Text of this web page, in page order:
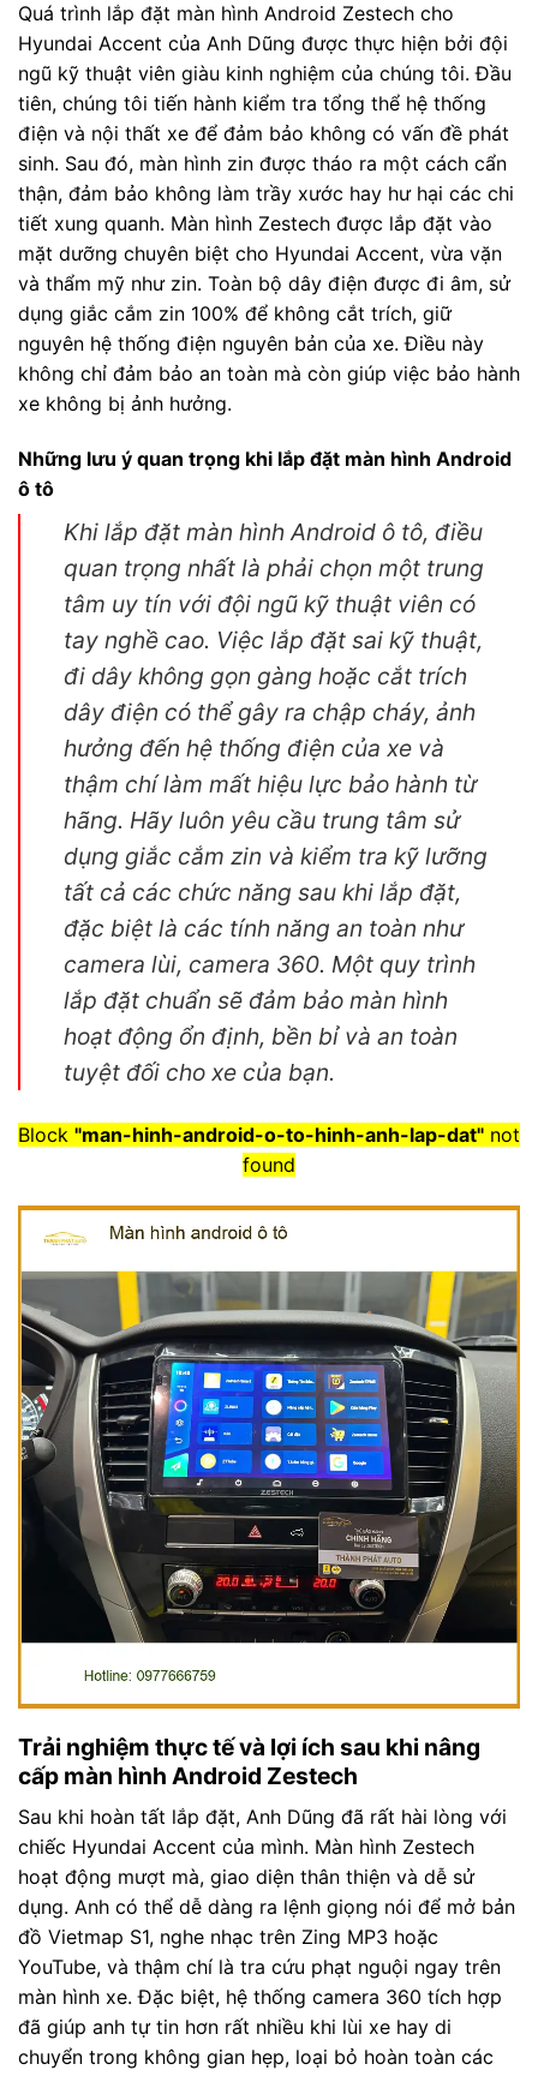
Quá trình lắp đặt màn hình Android Zestech cho
Hyundai Accent của Anh Dũng được thực hiện bởi đội
ngũ kỹ thuật viên giàu kinh nghiệm của chúng tôi. Đầu
tiên, chúng tôi tiến hành kiểm tra tổng thể hệ thống
điện và nội thất xe để đảm bảo không có vấn đề phát
sinh. Sau đó, màn hình zin được tháo ra một cách cẩn
thận, đảm bảo không làm trầy xước hay hư hại các chi
tiết xung quanh. Màn hình Zestech được lắp đặt vào
mặt dưỡng chuyên biệt cho Hyundai Accent, vừa vặn
và thẩm mỹ như zin. Toàn bộ dây điện được đi âm, sử
dụng giắc cắm zin 100% để không cắt trích, giữ
nguyên hệ thống điện nguyên bản của xe. Điều này
không chỉ đảm bảo an toàn mà còn giúp việc bảo hành
xe không bị ảnh hưởng.
Những lưu ý quan trọng khi lắp đặt màn hình Android
ô tô
Khi lắp đặt màn hình Android ô tô, điều
quan trọng nhất là phải chọn một trung
tâm uy tín với đội ngũ kỹ thuật viên có
tay nghề cao. Việc lắp đặt sai kỹ thuật,
đi dây không gọn gàng hoặc cắt trích
dây điện có thể gây ra chập cháy, ảnh
hưởng đến hệ thống điện của xe và
thậm chí làm mất hiệu lực bảo hành từ
hãng. Hãy luôn yêu cầu trung tâm sử
dụng giắc cắm zin và kiểm tra kỹ lưỡng
tất cả các chức năng sau khi lắp đặt,
đặc biệt là các tính năng an toàn như
camera lùi, camera 360. Một quy trình
lắp đặt chuẩn sẽ đảm bảo màn hình
hoạt động ổn định, bền bỉ và an toàn
tuyệt đối cho xe của bạn.
Block "man-hinh-android-o-to-hinh-anh-lap-dat" not
found
Trải nghiệm thực tế và lợi ích sau khi nâng
cấp màn hình Android Zestech
Sau khi hoàn tất lắp đặt, Anh Dũng đã rất hài lòng với
chiếc Hyundai Accent của mình. Màn hình Zestech
hoạt động mượt mà, giao diện thân thiện và dễ sử
dụng. Anh có thể dễ dàng ra lệnh giọng nói để mở bản
đồ Vietmap S1, nghe nhạc trên Zing MP3 hoặc
YouTube, và thậm chí là tra cứu phạt nguội ngay trên
màn hình xe. Đặc biệt, hệ thống camera 360 tích hợp
đã giúp anh tự tin hơn rất nhiều khi lùi xe hay di
chuyển trong không gian hẹp, loại bỏ hoàn toàn các